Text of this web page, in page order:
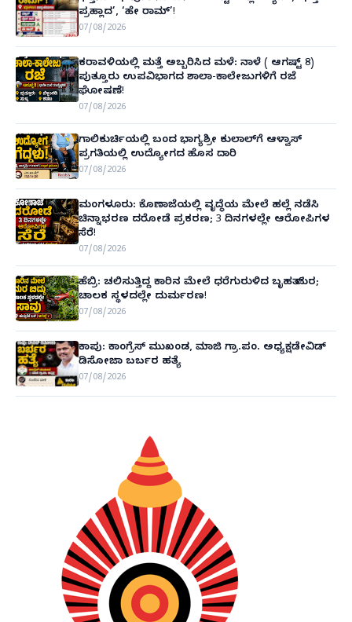
ಪ್ರಹ್ಲಾದ’, ‘ಹೇ ರಾಮ್’!
07/08/2026
ಕರಾವಳಿಯಲ್ಲಿ ಮತ್ತೆ ಅಬ್ಬರಿಸಿದ ಮಳೆ: ನಾಳೆ ( ಆಗಷ್ಟ್ 8)
ಪುತ್ತೂರು ಉಪವಿಭಾಗದ ಶಾಲಾ-ಕಾಲೇಜುಗಳಿಗೆ ರಜೆ
ಘೋಷಣೆ!
07/08/2026
ಗಾಲಿಕುರ್ಚಿಯಲ್ಲಿ ಬಂದ ಭಾಗ್ಯಶ್ರೀ ಕುಲಾಲ್‌ಗೆ ಆಳ್ವಾಸ್
ಪ್ರಗತಿಯಲ್ಲಿ ಉದ್ಯೋಗದ ಹೊಸ ದಾರಿ
07/08/2026
ಮಂಗಳೂರು: ಕೊಣಾಜೆಯಲ್ಲಿ ವೃದ್ಧೆಯ ಮೇಲೆ ಹಲ್ಲೆ ನಡೆಸಿ
ಚಿನ್ನಾಭರಣ ದರೋಡೆ ಪ್ರಕರಣ; 3 ದಿನಗಳಲ್ಲೇ ಆರೋಪಿಗಳ
ಸೆರೆ!
07/08/2026
ಹೆಬ್ರಿ: ಚಲಿಸುತ್ತಿದ್ದ ಕಾರಿನ ಮೇಲೆ ಧರೆಗುರುಳಿದ ಬೃಹತ್ ಮರ;
ಚಾಲಕ ಸ್ಥಳದಲ್ಲೇ ದುರ್ಮರಣ!
07/08/2026
ಕಾಪು: ಕಾಂಗ್ರೆಸ್ ಮುಖಂಡ, ಮಾಜಿ ಗ್ರಾ.ಪಂ. ಅಧ್ಯಕ್ಷಡೇವಿಡ್
ಡಿಸೋಜಾ ಬರ್ಬರ ಹತ್ಯೆ
07/08/2026